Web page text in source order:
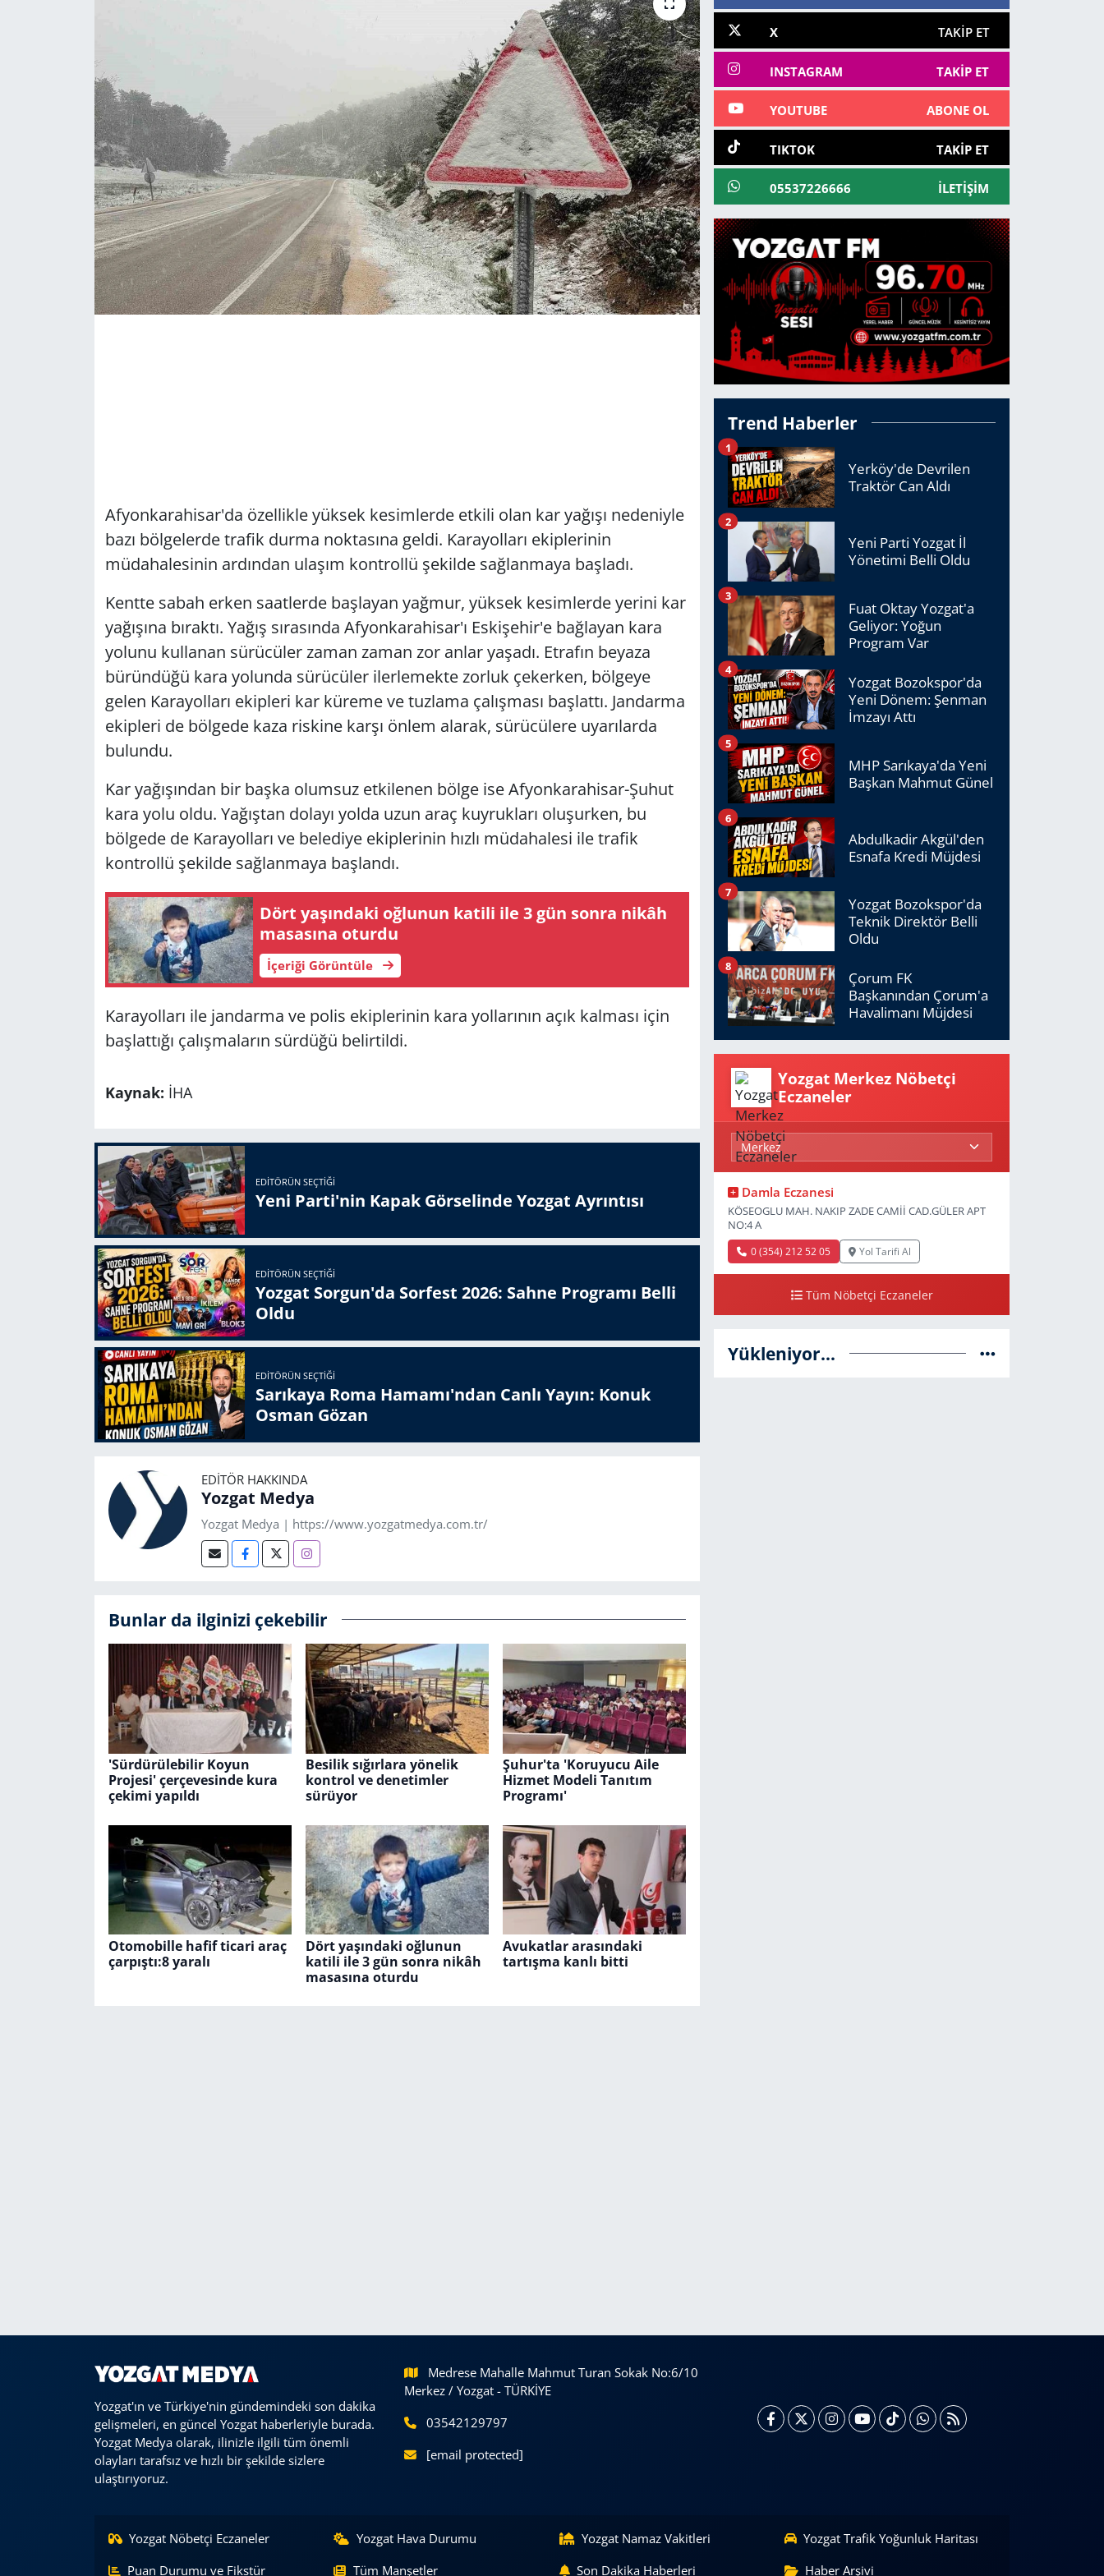
Afyonkarahisar'da özellikle yüksek kesimlerde etkili olan kar yağışı nedeniyle
bazı bölgelerde trafik durma noktasına geldi. Karayolları ekiplerinin
müdahalesinin ardından ulaşım kontrollü şekilde sağlanmaya başladı.
Kentte sabah erken saatlerde başlayan yağmur, yüksek kesimlerde yerini kar
yağışına bıraktı. Yağış sırasında Afyonkarahisar'ı Eskişehir'e bağlayan kara
yolunu kullanan sürücüler zaman zaman zor anlar yaşadı. Etrafın beyaza
büründüğü kara yolunda sürücüler ilerlemekte zorluk çekerken, bölgeye
gelen Karayolları ekipleri kar küreme ve tuzlama çalışması başlattı. Jandarma
ekipleri de bölgede kaza riskine karşı önlem alarak, sürücülere uyarılarda
bulundu.
Kar yağışından bir başka olumsuz etkilenen bölge ise Afyonkarahisar-Şuhut
kara yolu oldu. Yağıştan dolayı yolda uzun araç kuyrukları oluşurken, bu
bölgede de Karayolları ve belediye ekiplerinin hızlı müdahalesi ile trafik
kontrollü şekilde sağlanmaya başlandı.
Dört yaşındaki oğlunun katili ile 3 gün sonra nikâh
masasına oturdu
İçeriği Görüntüle
Karayolları ile jandarma ve polis ekiplerinin kara yollarının açık kalması için
başlattığı çalışmaların sürdüğü belirtildi.
Kaynak: İHA
EDITÖRÜN SEÇTIĞI
Yeni Parti'nin Kapak Görselinde Yozgat Ayrıntısı
EDITÖRÜN SEÇTIĞI
Yozgat Sorgun'da Sorfest 2026: Sahne Programı Belli
Oldu
EDITÖRÜN SEÇTIĞI
Sarıkaya Roma Hamamı'ndan Canlı Yayın: Konuk
Osman Gözan
EDITÖR HAKKINDA
Yozgat Medya
Yozgat Medya | https://www.yozgatmedya.com.tr/
Bunlar da ilginizi çekebilir
'Sürdürülebilir Koyun
Projesi' çerçevesinde kura
çekimi yapıldı
Besilik sığırlara yönelik
kontrol ve denetimler
sürüyor
Şuhur'ta 'Koruyucu Aile
Hizmet Modeli Tanıtım
Programı'
Otomobille hafif ticari araç
çarpıştı:8 yaralı
Dört yaşındaki oğlunun
katili ile 3 gün sonra nikâh
masasına oturdu
Avukatlar arasındaki
tartışma kanlı bitti
X TAKIP ET
INSTAGRAM TAKIP ET
YOUTUBE ABONE OL
TIKTOK TAKIP ET
05537226666 İLETIŞIM
Trend Haberler
Yerköy'de Devrilen
Traktör Can Aldı
1
Yeni Parti Yozgat İl
Yönetimi Belli Oldu
2
Fuat Oktay Yozgat'a
Geliyor: Yoğun
Program Var
3
Yozgat Bozokspor'da
Yeni Dönem: Şenman
İmzayı Attı
4
MHP Sarıkaya'da Yeni
Başkan Mahmut Günel
5
Abdulkadir Akgül'den
Esnafa Kredi Müjdesi
6
Yozgat Bozokspor'da
Teknik Direktör Belli
Oldu
7
Çorum FK
Başkanından Çorum'a
Havalimanı Müjdesi
8
Yozgat Merkez Nöbetçi
Eczaneler
Damla Eczanesi
KÖSEOGLU MAH. NAKIP ZADE CAMİİ CAD.GÜLER APT
NO:4 A
0 (354) 212 52 05 Yol Tarifi Al
Tüm Nöbetçi Eczaneler
Yükleniyor...
Yozgat'ın ve Türkiye'nin gündemindeki son dakika
gelişmeleri, en güncel Yozgat haberleriyle burada.
Yozgat Medya olarak, ilinizle ilgili tüm önemli
olayları tarafsız ve hızlı bir şekilde sizlere
ulaştırıyoruz.
Medrese Mahalle Mahmut Turan Sokak No:6/10
Merkez / Yozgat - TÜRKİYE
03542129797
[email protected]
Yozgat Nöbetçi Eczaneler Yozgat Hava Durumu Yozgat Namaz Vakitleri
Yozgat Trafik Yoğunluk Haritası
Puan Durumu ve Fikstür
Tüm Manşetler Son Dakika Haberleri Haber Arşivi